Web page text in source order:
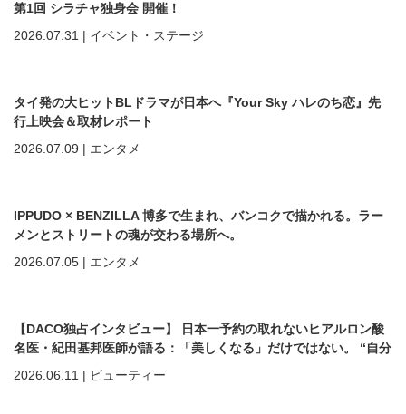
第1回 シラチャ独身会 開催！
2026.07.31 | イベント・ステージ
タイ発の大ヒットBLドラマが日本へ『Your Sky ハレのち恋』先
行上映会＆取材レポート
2026.07.09 | エンタメ
IPPUDO × BENZILLA 博多で生まれ、バンコクで描かれる。ラー
メンとストリートの魂が交わる場所へ。
2026.07.05 | エンタメ
【DACO独占インタビュー】 日本一予約の取れないヒアルロン酸
名医・紀田基邦医師が語る：「美しくなる」だけではない。 “自分
を好きになる”ための美容医療
2026.06.11 | ビューティー